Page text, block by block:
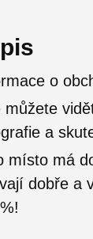
o
můžete
a
místo má
dobře a